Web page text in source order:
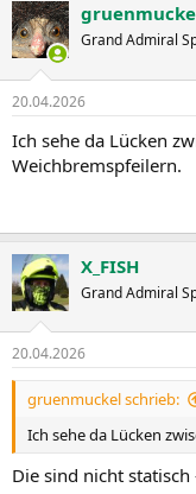
k
t
i
e
:
Grand Admiral
20.04.2026
Ich sehe da Lücken
Weichbremspfeilern.
X_FISH
Grand Admiral
20.04.2026
gruenmuckel schrieb:
Ich sehe da Lücken
Die sind nicht